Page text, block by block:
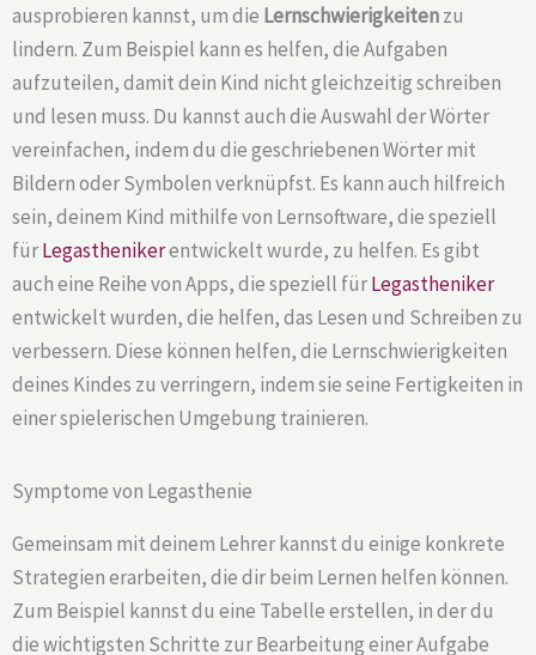
ausprobieren kannst, um die Lernschwierigkeitenzu
lindern. Zum Beispiel kann es helfen, die Aufgaben
aufzuteilen, damit dein Kind nicht gleichzeitig schreiben
und lesen muss. Du kannst auch die Auswahl der Wörter
vereinfachen, indem du die geschriebenen Wörter mit
Bildern oder Symbolen verknüpfst. Es kann auch hilfreich
sein, deinem Kind mithilfe von Lernsoftware, die speziell
fürLegasthenikerentwickelt wurde, zu helfen. Es gibt
auch eine Reihe von Apps, die speziell fürLegastheniker
entwickelt wurden, die helfen, das Lesen und Schreiben zu
verbessern. Diese können helfen, die Lernschwierigkeiten
deines Kindes zu verringern, indem sie seine Fertigkeiten in
einer spielerischen Umgebung trainieren.
Symptome von Legasthenie
Gemeinsam mit deinem Lehrer kannst du einige konkrete
Strategien erarbeiten, die dir beim Lernen helfen können.
Zum Beispiel kannst du eine Tabelle erstellen, in der du
die wichtigsten Schritte zur Bearbeitung einer Aufgabe